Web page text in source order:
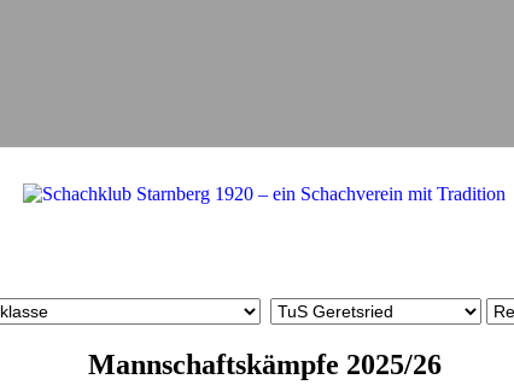
Mannschaftskämpfe 2025/26